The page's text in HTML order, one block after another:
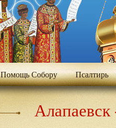
Помощь Собору Псалтирь